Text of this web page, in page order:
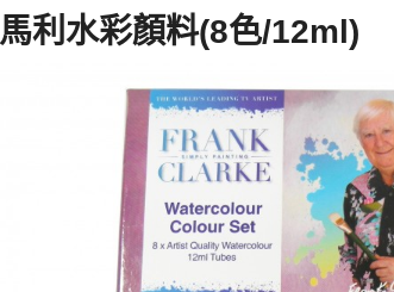
馬利水彩顏料(8色/12ml)